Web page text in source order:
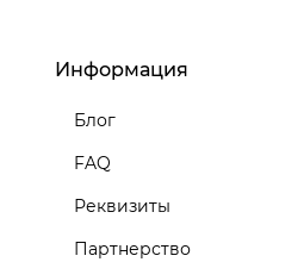
Информация
Блог
FAQ
Реквизиты
Партнерство